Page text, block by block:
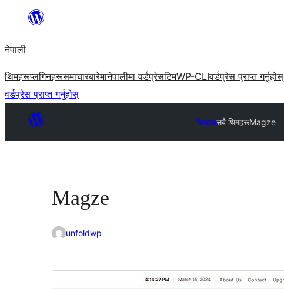
सामग्रीमा
नेपाली
थिमहरूप्लगिनहरूसमाचारबारेमानेपालीमा वर्डप्रेसटिमWP-CLIवर्डप्रेस प्राप्त गर्नुहोस्
वर्डप्रेस प्राप्त गर्नुहोस्
थिमहरूसबै थिमहरूMagze
Magze
unfoldwp